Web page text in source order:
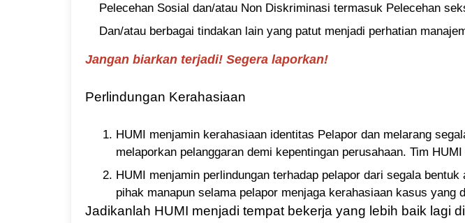
Pelecehan Sosial dan/atau Non Diskriminasi termasuk Pelecehan
Dan/atau berbagai tindakan lain yang patut menjadi perhatian
Jangan biarkan terjadi! Segera laporkan!
Perlindungan Kerahasiaan
HUMI menjamin kerahasiaan identitas Pelapor dan melarang
melaporkan pelanggaran demi kepentingan perusahaan. Tim
HUMI menjamin perlindungan terhadap pelapor dari segala
pihak manapun selama pelapor menjaga kerahasiaan kasus yang
Jadikanlah HUMI menjadi tempat bekerja yang lebih baik lagi